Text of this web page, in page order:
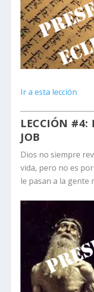
Ir a esta lección
LECCIÓN #4:
JOB
Dios no siempre
vida, pero no es
le pasan a la gente